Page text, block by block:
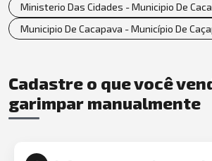
Ministerio Das Cidades - Municipio De
Municipio De Cacapava - Município De
Cadastre o que você
garimpar manualmente